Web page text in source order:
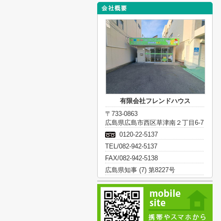
有限会社フレンドハウス
〒733-0863
広島県広島市西区草津南２丁目6-7
0120-22-5137
TEL/082-942-5137
FAX/082-942-5138
広島県知事 (7) 第8227号